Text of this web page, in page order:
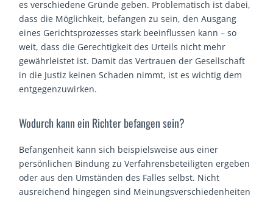
es verschiedene Gründe geben. Problematisch ist dabei,
dass die Möglichkeit, befangen zu sein, den Ausgang
eines Gerichtsprozesses stark beeinflussen kann – so
weit, dass die Gerechtigkeit des Urteils nicht mehr
gewährleistet ist. Damit das Vertrauen der Gesellschaft
in die Justiz keinen Schaden nimmt, ist es wichtig dem
entgegenzuwirken.
Wodurch kann ein Richter befangen sein?
Befangenheit kann sich beispielsweise aus einer
persönlichen Bindung zu Verfahrensbeteiligten ergeben
oder aus den Umständen des Falles selbst. Nicht
ausreichend hingegen sind Meinungsverschiedenheiten